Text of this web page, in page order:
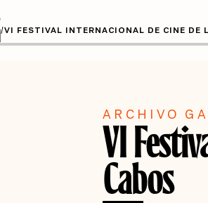
/VI FESTIVAL INTERNACIONAL DE CINE DE
ARCHIVO
VI
Cabos